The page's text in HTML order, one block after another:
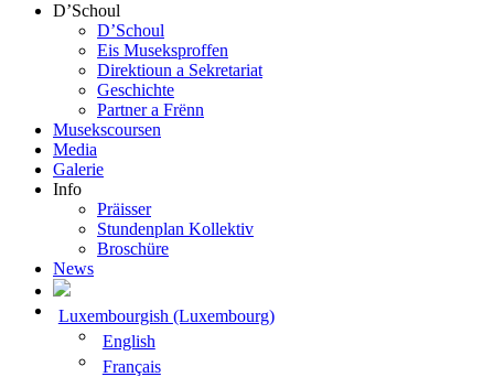
D’Schoul
D’Schoul
Eis Museksproffen
Direktioun a Sekretariat
Geschichte
Partner a Frënn
Musekscoursen
Media
Galerie
Info
Präisser
Stundenplan Kollektiv
Broschüre
News
Luxembourgish (Luxembourg)
English
Français